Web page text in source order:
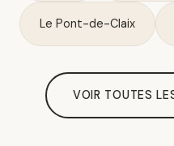
Le Pont-de-Claix
VOIR TOUTES